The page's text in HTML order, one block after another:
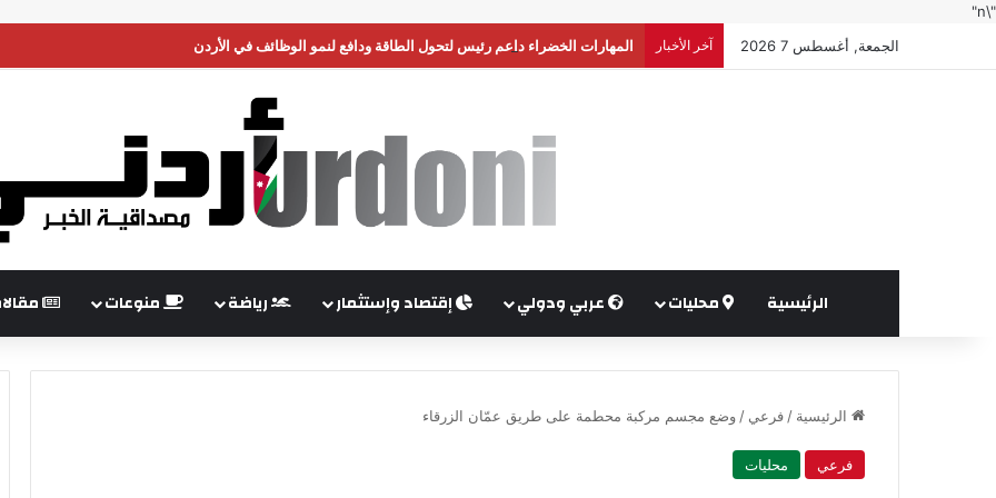
"\n"
الجمعة, أغسطس 7 2026
آخر الأخبار المهارات الخضراء داعم رئيس لتحول الطاقة ودافع لنمو الوظائف في الأردن
الرئيسية محليات عربي ودولي إقتصاد وإستثمار رياضة منوعات
الرئيسية / فرعي / وضع مجسم مركبة محطمة على طريق عمّان الزرقاء
فرعي محليات